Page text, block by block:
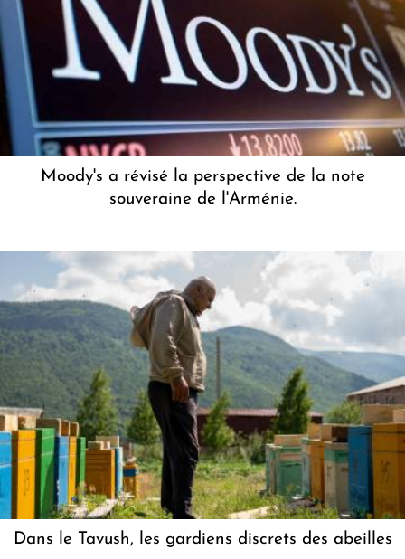
Moody's a révisé la perspective de la note
souveraine de l'Arménie.
Dans le Tavush, les gardiens discrets des abeilles